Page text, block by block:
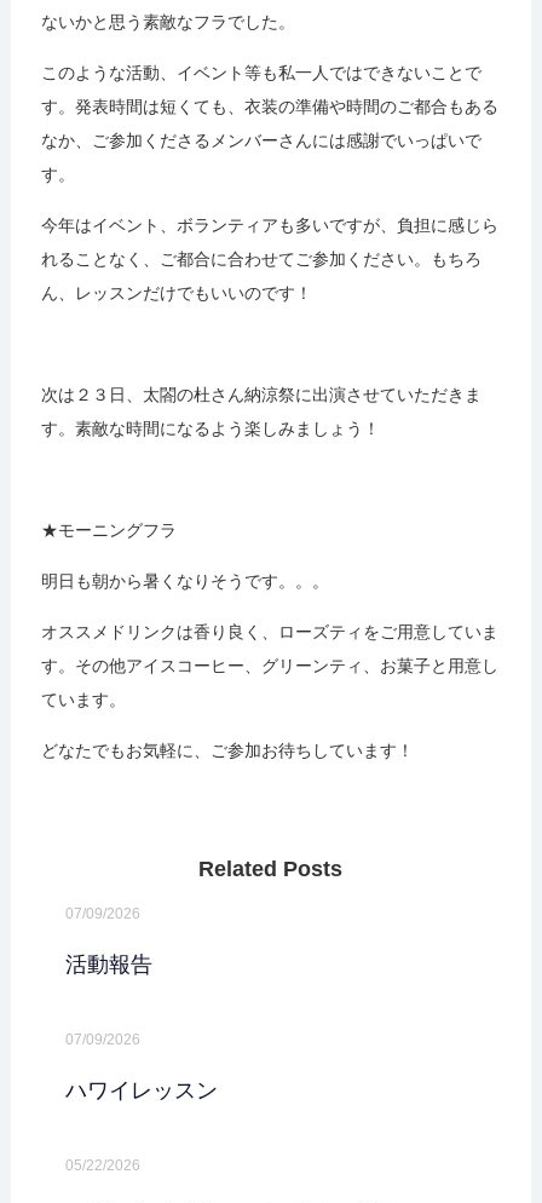
ないかと思う素敵なフラでした。
このような活動、イベント等も私一人ではできないことで
す。発表時間は短くても、衣装の準備や時間のご都合もある
なか、ご参加くださるメンバーさんには感謝でいっぱいで
す。
今年はイベント、ボランティアも多いですが、負担に感じら
れることなく、ご都合に合わせてご参加ください。もちろ
ん、レッスンだけでもいいのです！
次は２３日、太閤の杜さん納涼祭に出演させていただきま
す。素敵な時間になるよう楽しみましょう！
★モーニングフラ
明日も朝から暑くなりそうです。。。
オススメドリンクは香り良く、ローズティをご用意していま
す。その他アイスコーヒー、グリーンティ、お菓子と用意し
ています。
どなたでもお気軽に、ご参加お待ちしています！
Related Posts
07/09/2026
活動報告
07/09/2026
ハワイレッスン
05/22/2026